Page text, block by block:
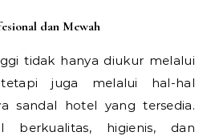
dan Mewah
tidak hanya diukur melalui
juga melalui hal-hal
sandal hotel yang tersedia.
berkualitas, higienis, dan